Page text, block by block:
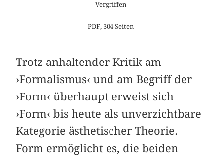
Vergriffen
PDF, 304 Seiten
Trotz anhaltender Kritik am
›Formalismus‹ und am Begriff der
›Form‹ überhaupt erweist sich
›Form‹ bis heute als unverzichtbare
Kategorie ästhetischer Theorie.
Form ermöglicht es, die beiden